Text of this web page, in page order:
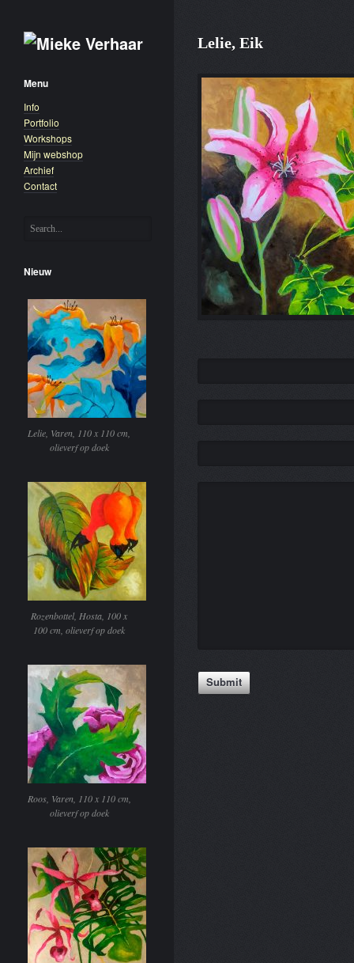
Menu
Info
Portfolio
Workshops
Mijn webshop
Archief
Contact
Nieuw
Lelie, Varen, 110 x 110 cm,
olieverf op doek
Rozenbottel, Hosta, 100 x
100 cm, olieverf op doek
Roos, Varen, 110 x 110 cm,
olieverf op doek
Lelie, Eik